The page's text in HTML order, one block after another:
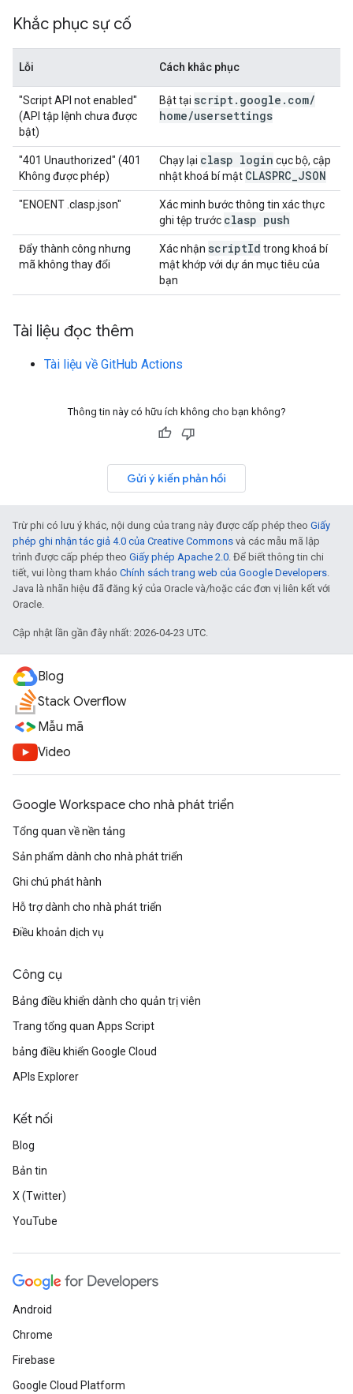
Khắc phục sự cố
Lỗi Cách khắc phục
"Script API not enabled"
(API tập lệnh chưa được
bật)
Bật tại script. google . com/
home/usersettings
"401 Unauthorized" (401
Không được phép)
Chạy lại clasp login cục bộ, cập
nhật khoá bí mật CLASPRC JSON
"ENOENT .clasp.json"
Xác minh bước thông tin xác thực
ghi tệp trước clasp push
Đẩy thành công nhưng
mã không thay đổi
Xác nhận scriptId trong khoá bí
mật khớp với dự án mục tiêu của
bạn
Tài liệu đọc thêm
Tài liệu về GitHub Actions
Thông tin này có hữu ích không cho bạn không?
Gửi ý kiến phản hồi
Trừ phi có lưu ý khác, nội dung của trang này được cấp phép theo Giấy
phép ghi nhận tác giả 4.0 của Creative Commons và các mẫu mã lập
trình được cấp phép theo Giấy phép Apache 2.0. Để biết thông tin chi
tiết, vui lòng tham khảo Chính sách trang web của Google Developers.
Java là nhãn hiệu đã đăng ký của Oracle và/hoặc các đơn vị liên kết với
Oracle.
Cập nhật lần gần đây nhất: 2026-04-23 UTC.
Blog
Stack Overflow
Mẫu mã
Video
Google Workspace cho nhà phát triển
Tổng quan về nền tảng
Sản phẩm dành cho nhà phát triển
Ghi chú phát hành
Hỗ trợ dành cho nhà phát triển
Điều khoản dịch vụ
Công cụ
Bảng điều khiển dành cho quản trị viên
Trang tổng quan Apps Script
bảng điều khiển Google Cloud
APIs Explorer
Kết nối
Blog
Bản tin
X (Twitter)
YouTube
Android
Chrome
Firebase
Google Cloud Platform